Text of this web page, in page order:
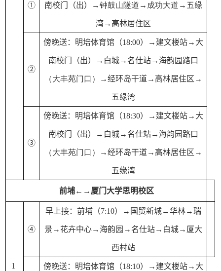
① 南校门（出）→钟鼓山隧道 → 成功大道 →五缘
湾→ 高林居住区
②
傍晚送： 明培体育馆（18:00） →建文楼站→大
南校门（出）→白城→名仕站→海韵园路口
（大丰苑门口） →经环岛干道→高林居住区→
五缘湾
③
傍晚送： 明培体育馆（18:30） →建文楼站→大
南校门（出）→白城→名仕站→海韵园路口
（大丰苑门口） →经环岛干道→高林居住区→
五缘湾
前埔←→厦门大学思明校区
1
④
早上接：前埔（7:10）→国贸新城→华林→瑞
景→花卉中心→海韵园→名仕站→白城→厦大
西村站
傍晚送：明培体育馆（18:10）→建文楼站→ 大